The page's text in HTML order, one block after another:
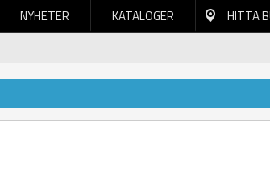
NYHETER KATALOGER HITTA